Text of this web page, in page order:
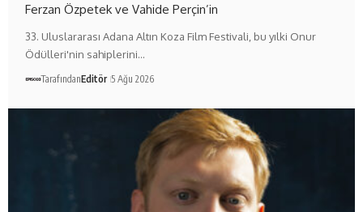
Ferzan Özpetek ve Vahide Perçin’in
33. Uluslararası Adana Altın Koza Film Festivali, bu yılki Onur
Ödülleri'nin sahiplerini…
TarafındanEditör 5 Ağu 2026